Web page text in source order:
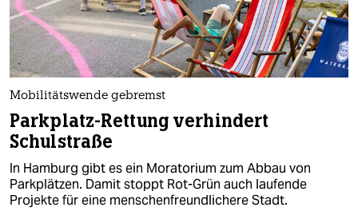
nord
wahrheit
verlag
verlag
veranstaltungen
shop
Mobilitätswende gebremst
Parkplatz-Rettung verhindert
Schulstraße
In Hamburg gibt es ein Moratorium zum Abbau von
Parkplätzen. Damit stoppt Rot-Grün auch laufende
Projekte für eine menschenfreundlichere Stadt.